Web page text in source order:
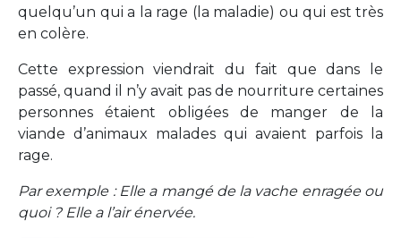
quelqu’un qui a la rage (la maladie) ou qui est très
en colère.
Cette expression viendrait du fait que dans le
passé, quand il n’y avait pas de nourriture certaines
personnes étaient obligées de manger de la
viande d’animaux malades qui avaient parfois la
rage.
Par exemple : Elle a mangé de la vache enragée ou
quoi ? Elle a l’air énervée.